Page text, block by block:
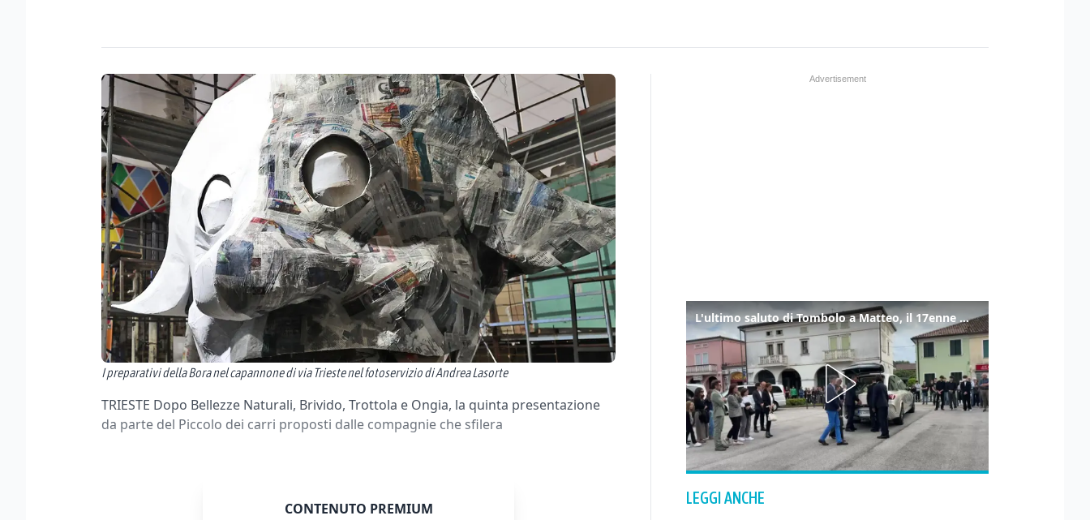
I preparativi della Bora nel capannone di via Trieste nel fotoservizio di Andrea Lasorte
TRIESTE Dopo Bellezze Naturali, Brivido, Trottola e Ongia, la quinta presentazione
da parte del Piccolo dei carri proposti dalle compagnie che sfilera
CONTENUTO PREMIUM
L'ultimo saluto di Tombolo a Matteo, il 17enne morto di tumore. Il video
LEGGI ANCHE